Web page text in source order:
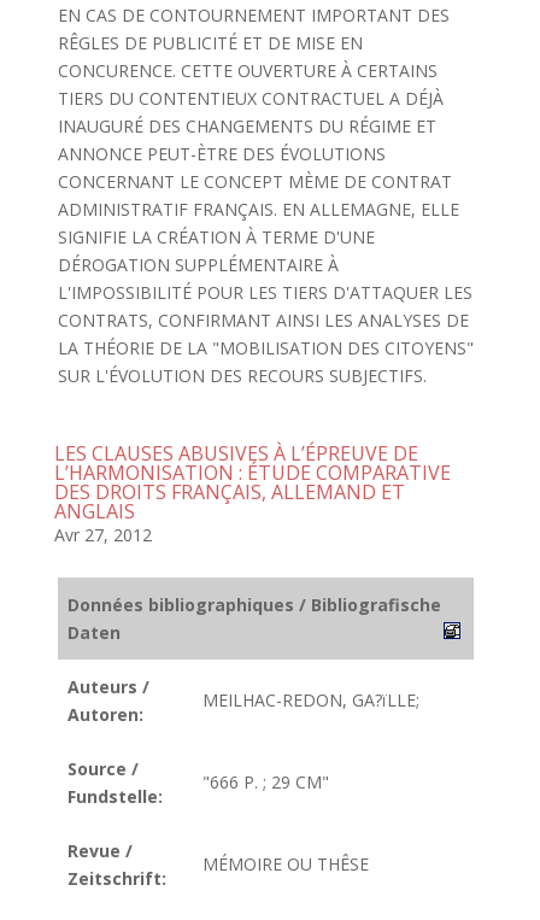
EN CAS DE CONTOURNEMENT IMPORTANT DES
RÊGLES DE PUBLICITÉ ET DE MISE EN
CONCURENCE. CETTE OUVERTURE À CERTAINS
TIERS DU CONTENTIEUX CONTRACTUEL A DÉJÀ
INAUGURÉ DES CHANGEMENTS DU RÉGIME ET
ANNONCE PEUT-ÈTRE DES ÉVOLUTIONS
CONCERNANT LE CONCEPT MÈME DE CONTRAT
ADMINISTRATIF FRANÇAIS. EN ALLEMAGNE, ELLE
SIGNIFIE LA CRÉATION À TERME D'UNE
DÉROGATION SUPPLÉMENTAIRE À
L'IMPOSSIBILITÉ POUR LES TIERS D'ATTAQUER LES
CONTRATS, CONFIRMANT AINSI LES ANALYSES DE
LA THÉORIE DE LA "MOBILISATION DES CITOYENS"
SUR L'ÉVOLUTION DES RECOURS SUBJECTIFS.
LES CLAUSES ABUSIVES À L’ÉPREUVE DE
L’HARMONISATION : ÉTUDE COMPARATIVE
DES DROITS FRANÇAIS, ALLEMAND ET
ANGLAIS
Avr 27, 2012
Données bibliographiques / Bibliografische
Daten
Auteurs /
Autoren:
MEILHAC-REDON, GA?ïLLE;
Source /
Fundstelle:
"666 P. ; 29 CM"
Revue /
Zeitschrift:
MÉMOIRE OU THÊSE